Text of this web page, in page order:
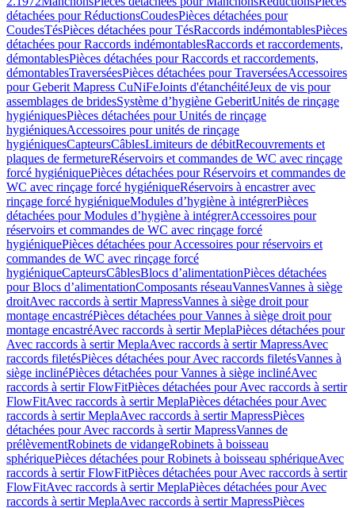
détachées pour RéductionsCoudesPièces détachées pour
CoudesTésPièces détachées pour TésRaccords indémontablesPièces
détachées pour Raccords indémontablesRaccords et raccordements,
démontablesPièces détachées pour Raccords et raccordements,
démontablesTraverséesPièces détachées pour TraverséesAccessoires
pour Geberit Mapress CuNiFeJoints d'étanchéitéJeux de vis pour
assemblages de bridesSystème d’hygiène GeberitUnités de rinçage
hygiéniquesPièces détachées pour Unités de rinçage
hygiéniquesAccessoires pour unités de rinçage
hygiéniquesCapteursCâblesLimiteurs de débitRecouvrements et
plaques de fermetureRéservoirs et commandes de WC avec rinçage
forcé hygiéniquePièces détachées pour Réservoirs et commandes de
WC avec rinçage forcé hygiéniqueRéservoirs à encastrer avec
rinçage forcé hygiéniqueModules d’hygiène à intégrerPièces
détachées pour Modules d’hygiène à intégrerAccessoires pour
réservoirs et commandes de WC avec rinçage forcé
hygiéniquePièces détachées pour Accessoires pour réservoirs et
commandes de WC avec rinçage forcé
hygiéniqueCapteursCâblesBlocs d’alimentationPièces détachées
pour Blocs d’alimentationComposants réseauVannesVannes à siège
droitAvec raccords à sertir MapressVannes à siège droit pour
montage encastréPièces détachées pour Vannes à siège droit pour
montage encastréAvec raccords à sertir MeplaPièces détachées pour
Avec raccords à sertir MeplaAvec raccords à sertir MapressAvec
raccords filetésPièces détachées pour Avec raccords filetésVannes à
siège inclinéPièces détachées pour Vannes à siège inclinéAvec
raccords à sertir FlowFitPièces détachées pour Avec raccords à sertir
FlowFitAvec raccords à sertir MeplaPièces détachées pour Avec
raccords à sertir MeplaAvec raccords à sertir MapressPièces
détachées pour Avec raccords à sertir MapressVannes de
prélèvementRobinets de vidangeRobinets à boisseau
sphériquePièces détachées pour Robinets à boisseau sphériqueAvec
raccords à sertir FlowFitPièces détachées pour Avec raccords à sertir
FlowFitAvec raccords à sertir MeplaPièces détachées pour Avec
raccords à sertir MeplaAvec raccords à sertir MapressPièces